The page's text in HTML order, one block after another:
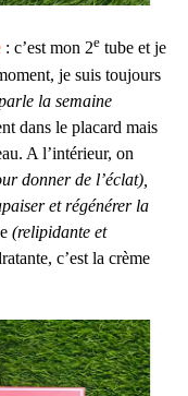
: c’est mon 2e tube et je
je suis toujours
la semaine
dans le placard mais
A l’intérieur, on
donner de l’éclat),
et régénérer la
(relipidante et
c’est la crème